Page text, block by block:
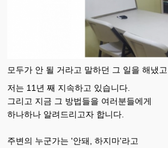
모두가 안 될 거라고 말하던 그 일을 해냈고,
저는 11년 째 지속하고 있습니다.
그리고 지금 그 방법들을 여러분들에게
하나하나 알려드리고자 합니다.
주변의 누군가는 '안돼, 하지마'라고